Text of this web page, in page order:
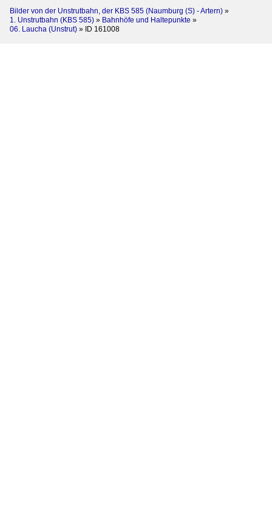
Bilder von der Unstrutbahn, der KBS 585 (Naumburg (S) - Artern) »
1. Unstrutbahn (KBS 585) » Bahnhöfe und Haltepunkte »
06. Laucha (Unstrut) » ID 161008